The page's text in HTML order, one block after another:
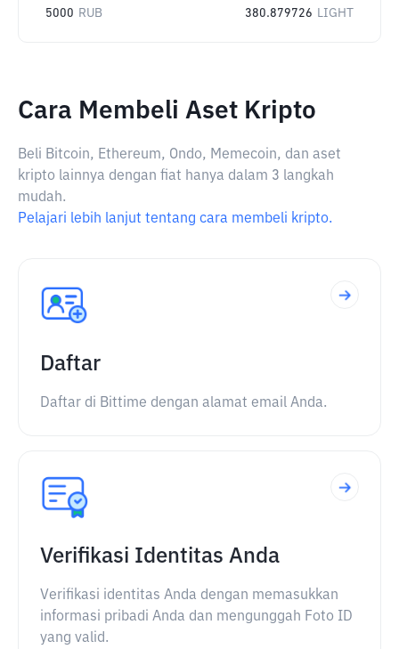
5000 RUB 380.879726 LIGHT
Cara Membeli Aset Kripto
Beli Bitcoin, Ethereum, Ondo, Memecoin, dan aset
kripto lainnya dengan fiat hanya dalam 3 langkah
mudah.
Pelajari lebih lanjut tentang cara membeli kripto.
Daftar
Daftar di Bittime dengan alamat email Anda.
Verifikasi Identitas Anda
Verifikasi identitas Anda dengan memasukkan
informasi pribadi Anda dan mengunggah Foto ID
yang valid.